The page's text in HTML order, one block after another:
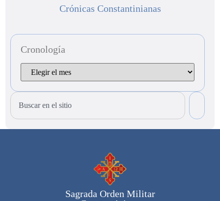
Crónicas Constantinianas
Cronología
Sagrada Orden Militar